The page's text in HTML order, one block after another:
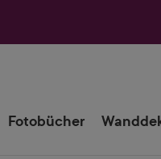
Fotobücher